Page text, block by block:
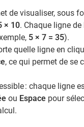
de visualiser, sous
× 10. Chaque ligne
5 × 7 = 35).
quelle ligne en
, ce qui permet de se
: chaque ligne
ou Espace pour